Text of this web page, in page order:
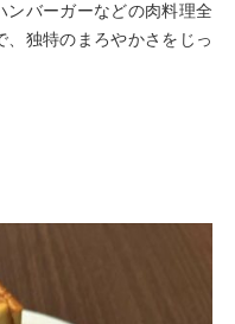
ンバーガーなどの肉料理全
独特のまろやかさをじっ